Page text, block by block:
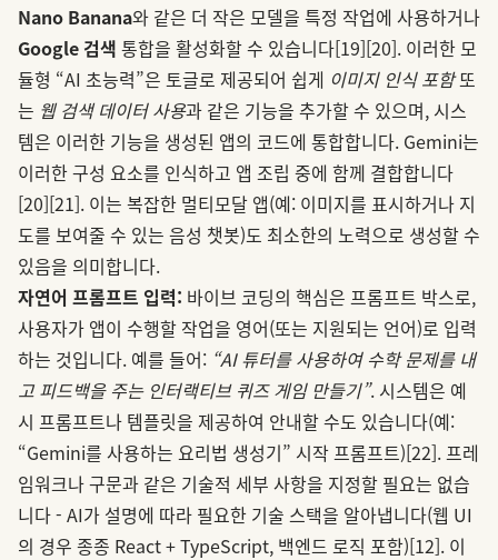
Nano Banana와 같은 더 작은 모델을 특정 작업에 사용하거나
Google 검색 통합을 활성화할 수 있습니다[19][20]. 이러한 모
듈형 “AI 초능력”은 토글로 제공되어 쉽게 이미지 인식 포함또
는 웹 검색 데이터 사용과 같은 기능을 추가할 수 있으며, 시스
템은 이러한 기능을 생성된 앱의 코드에 통합합니다. Gemini는
이러한 구성 요소를 인식하고 앱 조립 중에 함께 결합합니다
[20][21]. 이는 복잡한 멀티모달 앱(예: 이미지를 표시하거나 지
도를 보여줄 수 있는 음성 챗봇)도 최소한의 노력으로 생성할 수
있음을 의미합니다.
자연어 프롬프트 입력: 바이브 코딩의 핵심은 프롬프트 박스로,
사용자가 앱이 수행할 작업을 영어(또는 지원되는 언어)로 입력
하는 것입니다. 예를 들어: “AI 튜터를 사용하여 수학 문제를 내
고 피드백을 주는 인터랙티브 퀴즈 게임 만들기”. 시스템은 예
시 프롬프트나 템플릿을 제공하여 안내할 수도 있습니다(예:
“Gemini를 사용하는 요리법 생성기” 시작 프롬프트)[22]. 프레
임워크나 구문과 같은 기술적 세부 사항을 지정할 필요는 없습
니다 - AI가 설명에 따라 필요한 기술 스택을 알아냅니다(웹 UI
의 경우 종종 React + TypeScript, 백엔드 로직 포함)[12]. 이